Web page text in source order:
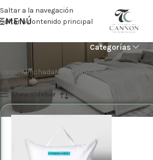
Saltar a la navegación
Saltar a contenido principal
MENÚ Almohada
Categorías
Inicio AlmohadaMostrando el único resultado
Show sidebar